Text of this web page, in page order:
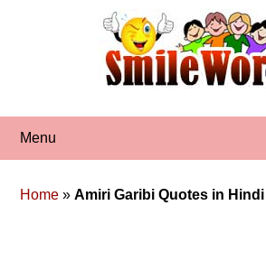
Menu
Home »Amiri Garibi Quotes in Hindi